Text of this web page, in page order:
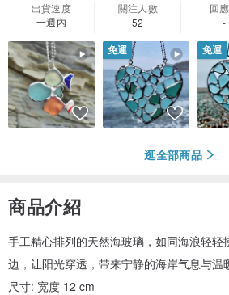
出貨速度
一週內
關注人數
52
回
-
免運 免運
逛全部商品
商品介紹
手工精心排列的天然海玻璃，如同海浪轻轻
边，让阳光穿透，带来宁静的海岸气息与温
尺寸: 宽度 12 cm